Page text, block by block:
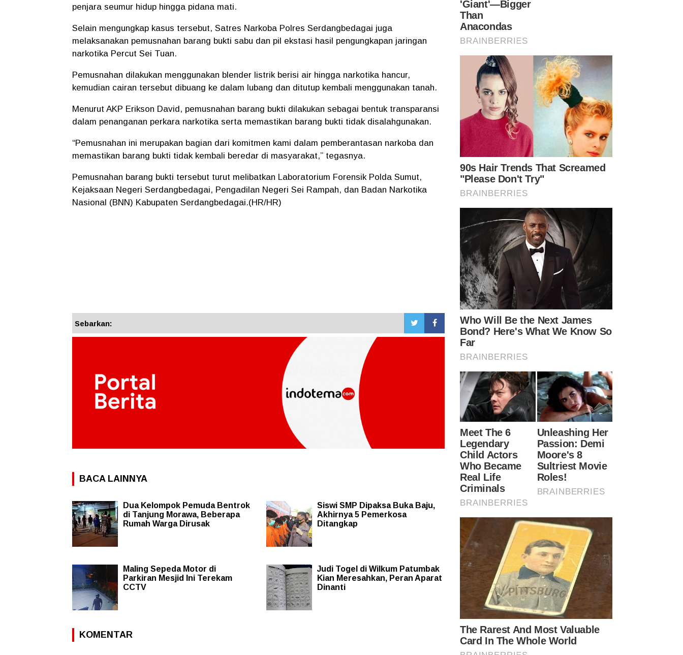
penjara seumur hidup hingga pidana mati.
Selain mengungkap kasus tersebut, Satres Narkoba Polres Serdangbedagai juga
melaksanakan pemusnahan barang bukti sabu dan pil ekstasi hasil pengungkapan jaringan
narkotika Percut Sei Tuan.
Pemusnahan dilakukan menggunakan blender listrik berisi air hingga narkotika hancur,
kemudian cairan tersebut dibuang ke dalam lubang dan ditutup kembali menggunakan tanah.
Menurut AKP Erikson David, pemusnahan barang bukti dilakukan sebagai bentuk transparansi
dalam penanganan perkara narkotika serta memastikan barang bukti tidak disalahgunakan.
“Pemusnahan ini merupakan bagian dari komitmen kami dalam pemberantasan narkoba dan
memastikan barang bukti tidak kembali beredar di masyarakat,” tegasnya.
Pemusnahan barang bukti tersebut turut melibatkan Laboratorium Forensik Polda Sumut,
Kejaksaan Negeri Serdangbedagai, Pengadilan Negeri Sei Rampah, dan Badan Narkotika
Nasional (BNN) Kabupaten Serdangbedagai.(HR/HR)
Sebarkan:
BACA LAINNYA
Dua Kelompok Pemuda Bentrok
di Tanjung Morawa, Beberapa
Rumah Warga Dirusak
Siswi SMP Dipaksa Buka Baju,
Akhirnya 5 Pemerkosa
Ditangkap
Maling Sepeda Motor di
Parkiran Mesjid Ini Terekam
CCTV
Judi Togel di Wilkum Patumbak
Kian Meresahkan, Peran Aparat
Dinanti
KOMENTAR